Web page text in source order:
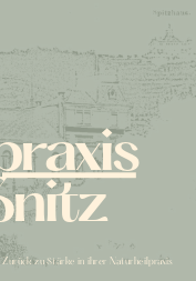
zu Stärke in ihrer Naturheilpraxis